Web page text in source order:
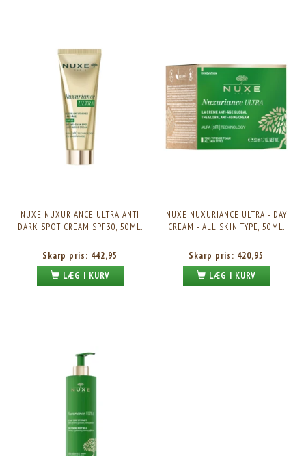
NUXE NUXURIANCE ULTRA ANTI
DARK SPOT CREAM SPF30, 50ML.
Skarp pris: 442,95
LÆG I KURV
NUXE NUXURIANCE ULTRA - DAY
CREAM - ALL SKIN TYPE, 50ML.
Skarp pris: 420,95
LÆG I KURV